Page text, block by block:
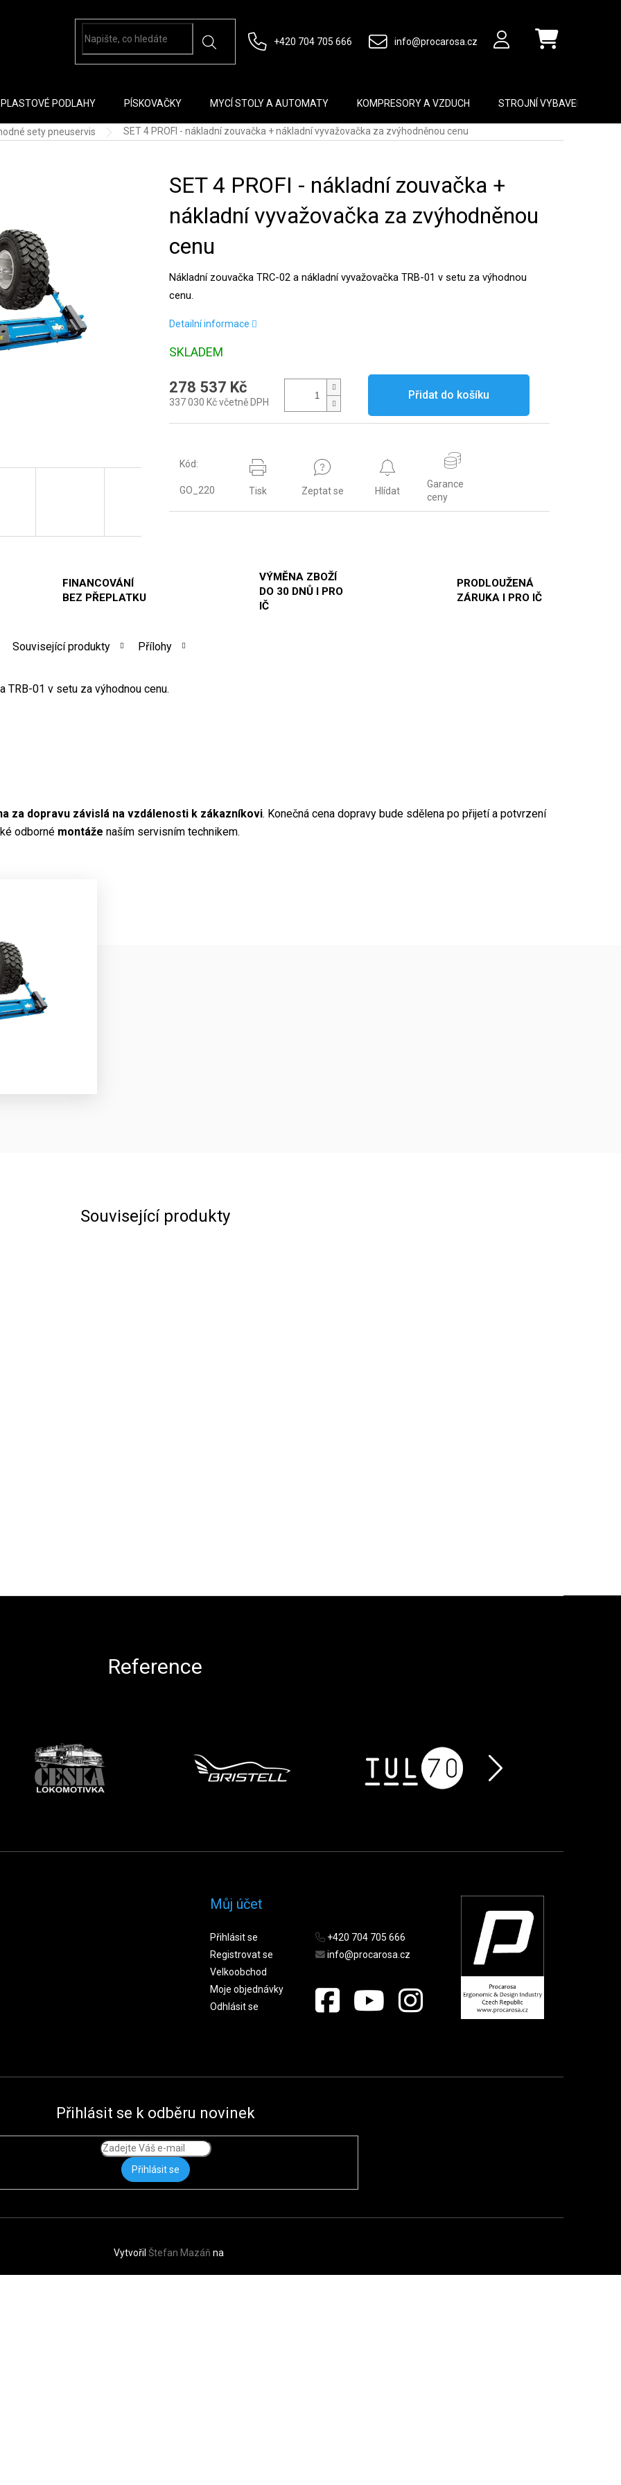
+420 704 705 666 info@procarosa.cz Nákupní košík
PLASTOVÉ PODLAHY PÍSKOVAČKY MYCÍ STOLY A AUTOMATY KOMPRESORY A VZDUCH STROJNÍ VYBAVENÍ
sety pneuservis SET 4 PROFI - nákladní zouvačka + nákladní vyvažovačka za zvýhodněnou cenu
SET 4 PROFI - nákladní zouvačka +
nákladní vyvažovačka za zvýhodněnou
cenu
Nákladní zouvačka TRC-02 a nákladní vyvažovačka TRB-01 v setu za výhodnou
cenu.
Detailní informace
SKLADEM
278 537 Kč
337 030 Kč včetně DPH
Přidat do košíku
Kód:
GO_220 Tisk Zeptat se Hlídat
Garance
ceny
FINANCOVÁNÍ
BEZ PŘEPLATKU
VÝMĚNA ZBOŽÍ
DO 30 DNŮ I PRO
IČ
PRODLOUŽENÁ
ZÁRUKA I PRO IČ
Související produkty Přílohy
TRB-01 v setu za výhodnou cenu.
za dopravu závislá na vzdálenosti k zákazníkovi. Konečná cena dopravy bude sdělena po přijetí a potvrzení
odborné montáže naším servisním technikem.
Související produkty
Reference
Můj účet
Přihlásit se
Registrovat se
Velkoobchod
Moje objednávky
Odhlásit se
+420 704 705 666
info@procarosa.cz
Přihlásit se k odběru novinek
Přihlásit se
Vytvořil Štefan Mazáň na